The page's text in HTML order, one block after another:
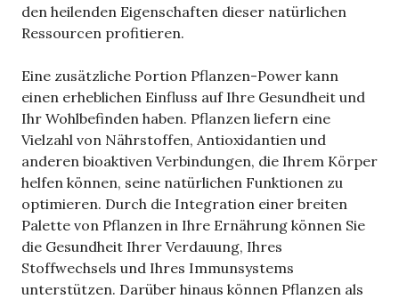
den heilenden Eigenschaften dieser natürlichen
Ressourcen profitieren.
Eine zusätzliche Portion Pflanzen-Power kann
einen erheblichen Einfluss auf Ihre Gesundheit und
Ihr Wohlbefinden haben. Pflanzen liefern eine
Vielzahl von Nährstoffen, Antioxidantien und
anderen bioaktiven Verbindungen, die Ihrem Körper
helfen können, seine natürlichen Funktionen zu
optimieren. Durch die Integration einer breiten
Palette von Pflanzen in Ihre Ernährung können Sie
die Gesundheit Ihrer Verdauung, Ihres
Stoffwechsels und Ihres Immunsystems
unterstützen. Darüber hinaus können Pflanzen als